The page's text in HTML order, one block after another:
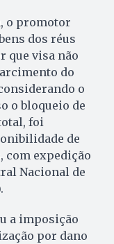
o promotor
dos réus
que visa não
do
o
o bloqueio de
foi
de
com expedição
Nacional de
a imposição
por dano